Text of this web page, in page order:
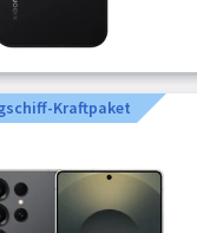
Kraftpaket